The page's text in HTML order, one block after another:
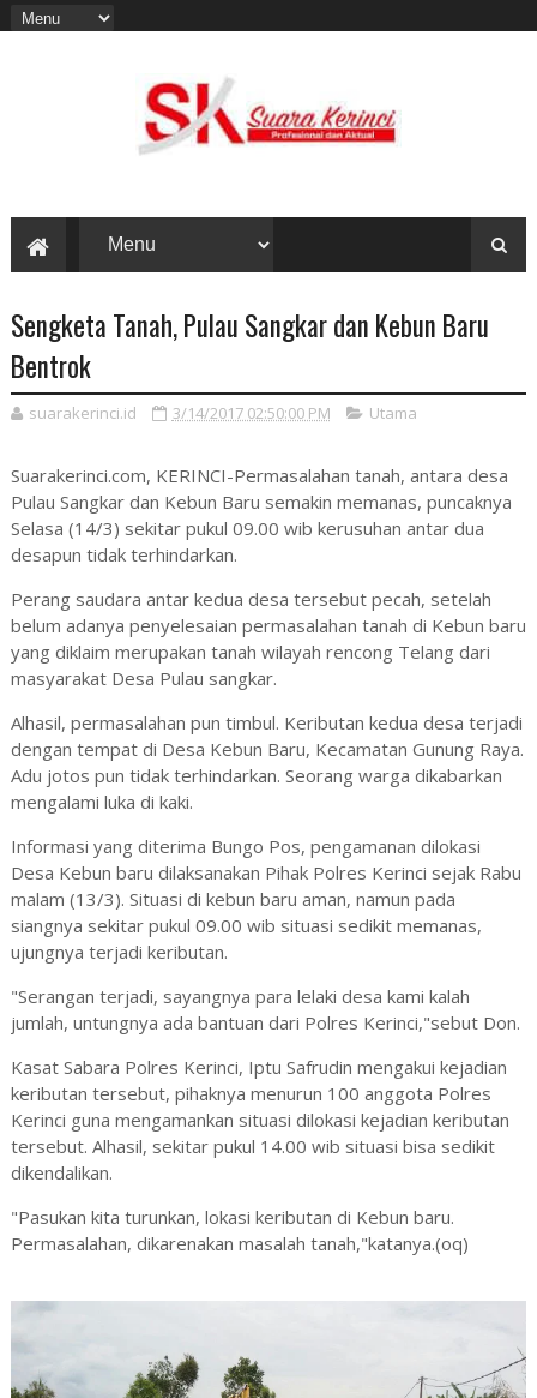
Sengketa Tanah, Pulau Sangkar dan Kebun Baru
Bentrok
suarakerinci.id 3/14/2017 02:50:00 PM Utama
Suarakerinci.com, KERINCI-Permasalahan tanah, antara desa
Pulau Sangkar dan Kebun Baru semakin memanas, puncaknya
Selasa (14/3) sekitar pukul 09.00 wib kerusuhan antar dua
desapun tidak terhindarkan.
Perang saudara antar kedua desa tersebut pecah, setelah
belum adanya penyelesaian permasalahan tanah di Kebun baru
yang diklaim merupakan tanah wilayah rencong Telang dari
masyarakat Desa Pulau sangkar.
Alhasil, permasalahan pun timbul. Keributan kedua desa terjadi
dengan tempat di Desa Kebun Baru, Kecamatan Gunung Raya.
Adu jotos pun tidak terhindarkan. Seorang warga dikabarkan
mengalami luka di kaki.
Informasi yang diterima Bungo Pos, pengamanan dilokasi
Desa Kebun baru dilaksanakan Pihak Polres Kerinci sejak Rabu
malam (13/3). Situasi di kebun baru aman, namun pada
siangnya sekitar pukul 09.00 wib situasi sedikit memanas,
ujungnya terjadi keributan.
"Serangan terjadi, sayangnya para lelaki desa kami kalah
jumlah, untungnya ada bantuan dari Polres Kerinci,"sebut Don.
Kasat Sabara Polres Kerinci, Iptu Safrudin mengakui kejadian
keributan tersebut, pihaknya menurun 100 anggota Polres
Kerinci guna mengamankan situasi dilokasi kejadian keributan
tersebut. Alhasil, sekitar pukul 14.00 wib situasi bisa sedikit
dikendalikan.
"Pasukan kita turunkan, lokasi keributan di Kebun baru.
Permasalahan, dikarenakan masalah tanah,"katanya.(oq)